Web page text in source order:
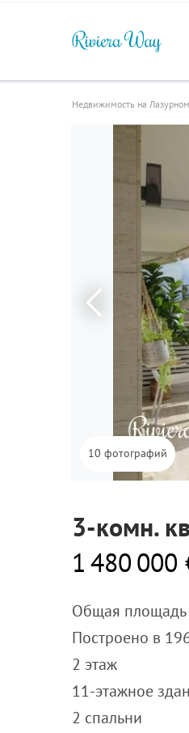
Недвижимость на
10 фотографий
3-комн.
1 480 000
Общая площадь
Построено в
2 этаж
11-этажное
2 спальни